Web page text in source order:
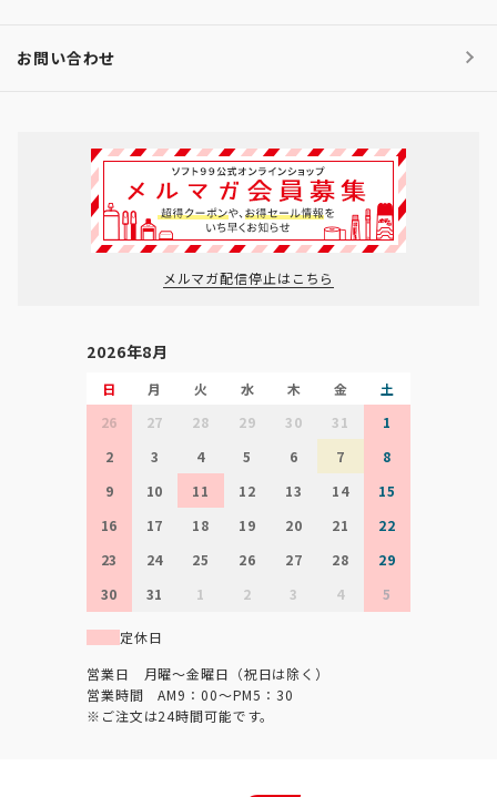
お問い合わせ
メルマガ配信停止はこちら
2026年8月
日 月 火 水 木 金
土
26
27 28 29 30 31
1
2
3 4 5 6 7
8
9
10 11 12 13 14
15
16
17 18 19 20 21
22
23
24 25 26 27 28
29
30
31 1 2 3 4 5
定休日
営業日 月曜～金曜日（祝日は除く）
営業時間 AM9：00～PM5：30
※ご注文は24時間可能です。